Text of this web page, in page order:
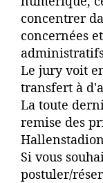
concentrer
concernées
Le jury voit
transfert à
La toute
remise des
Si vous
postuler/